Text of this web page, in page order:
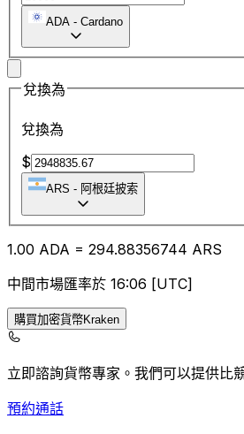
ADA - Cardano
兌換為
兌換為
$
ARS - 阿根廷披索
1.00 ADA = 294.88356744 ARS
中間市場匯率於 16:06 [UTC]
購買加密貨幣Kraken
立即諮詢貨幣專家。 我們可以提供比
預約通話